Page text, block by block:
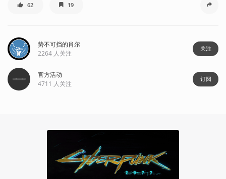
62 19
势不可挡的肖尔
2264 人关注
关注
官方活动
4711 人关注
订阅